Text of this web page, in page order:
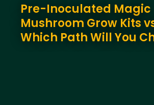
Pre-Inoculated Magic
Mushroom Grow Kits
Which Path Will You